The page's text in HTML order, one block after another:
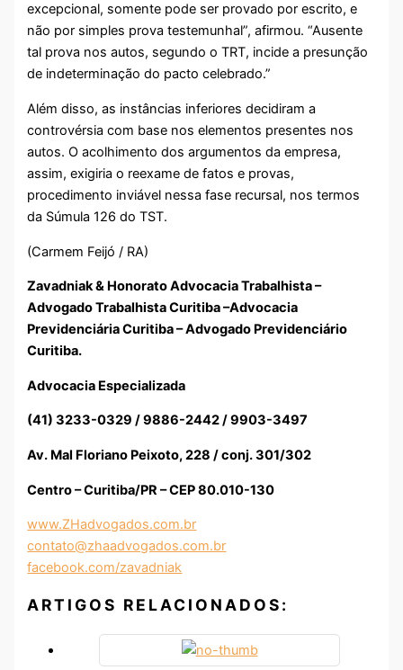
excepcional, somente pode ser provado por escrito, e
não por simples prova testemunhal”, afirmou. “Ausente
tal prova nos autos, segundo o TRT, incide a presunção
de indeterminação do pacto celebrado.”
Além disso, as instâncias inferiores decidiram a
controvérsia com base nos elementos presentes nos
autos. O acolhimento dos argumentos da empresa,
assim, exigiria o reexame de fatos e provas,
procedimento inviável nessa fase recursal, nos termos
da Súmula 126 do TST.
(Carmem Feijó / RA)
Zavadniak & Honorato Advocacia Trabalhista –
Advogado Trabalhista Curitiba –Advocacia
Previdenciária Curitiba – Advogado Previdenciário
Curitiba.
Advocacia Especializada
(41) 3233-0329 / 9886-2442 / 9903-3497
Av. Mal Floriano Peixoto, 228 / conj. 301/302
Centro – Curitiba/PR – CEP 80.010-130
www.ZHadvogados.com.br
contato@zhaadvogados.com.br
facebook.com/zavadniak
ARTIGOS RELACIONADOS: